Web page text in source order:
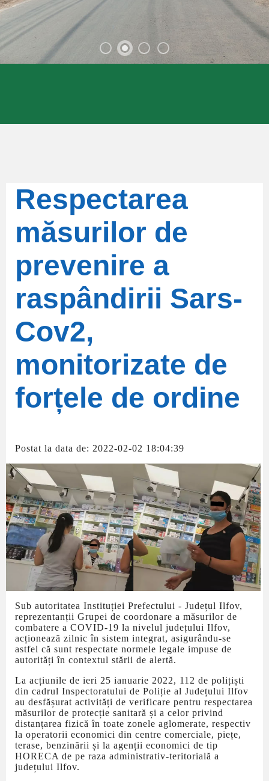
Respectarea
măsurilor de
prevenire a
raspândirii Sars-
Cov2,
monitorizate de
forțele de ordine
Postat la data de: 2022-02-02 18:04:39
Sub autoritatea Instituției Prefectului - Județul Ilfov,
reprezentanții Grupei de coordonare a măsurilor de
combatere a COVID-19 la nivelul județului Ilfov,
acționează zilnic în sistem integrat, asigurându-se
astfel că sunt respectate normele legale impuse de
autorități în contextul stării de alertă.
La acțiunile de ieri 25 ianuarie 2022, 112 de polițiști
din cadrul Inspectoratului de Poliție al Județului Ilfov
au desfășurat activități de verificare pentru respectarea
măsurilor de protecție sanitară și a celor privind
distanțarea fizică în toate zonele aglomerate, respectiv
la operatorii economici din centre comerciale, piețe,
terase, benzinării și la agenții economici de tip
HORECA de pe raza administrativ-teritorială a
județului Ilfov.